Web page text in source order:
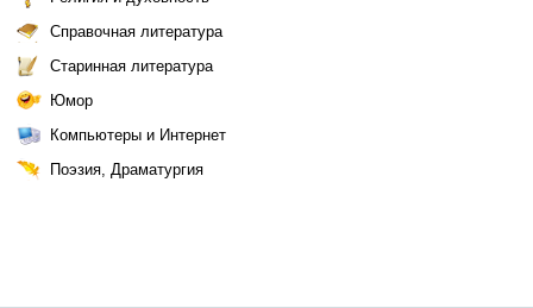
Справочная литература
Старинная литература
Юмор
Компьютеры и Интернет
Поэзия, Драматургия